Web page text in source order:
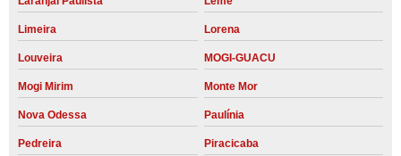
Limeira Lorena
Louveira MOGI-GUACU
Mogi Mirim Monte Mor
Nova Odessa Paulínia
Pedreira Piracicaba